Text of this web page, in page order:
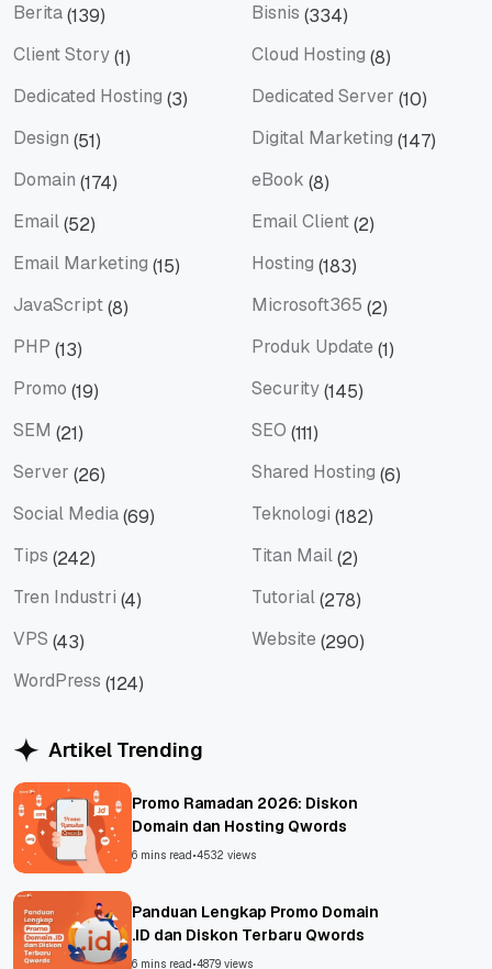
Berita(139) Bisnis (334)
Client Story(1) Cloud Hosting (8)
Dedicated Hosting (3) Dedicated Server (10)
Design (51) Digital Marketing (147)
Domain (174) eBook (8)
Email(52) Email Client(2)
Email Marketing (15) Hosting (183)
JavaScript(8) Microsoft365 (2)
PHP (13) Produk Update (1)
Promo (19) Security(145)
SEM (21) SEO (111)
Server (26) Shared Hosting (6)
Social Media(69) Teknologi (182)
Tips (242) Titan Mail(2)
Tren Industri (4) Tutorial(278)
VPS (43) Website (290)
WordPress (124)
Artikel Trending
Promo Ramadan 2026: Diskon
Domain dan Hosting Qwords
6 mins read •4532 views
Panduan Lengkap Promo Domain
.ID dan Diskon Terbaru Qwords
6 mins read •4879 views